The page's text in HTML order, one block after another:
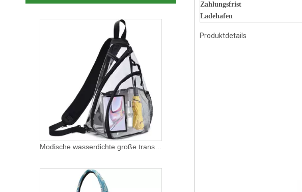
Modische wasserdichte große transparente transparente PVC-Umhängetaschen für Reisen im Freien mit benutzerdefiniertem Logo für Herren
Zahlungsfrist
Ladehafen
Produktdetails